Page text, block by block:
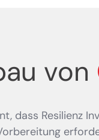
von
dass Resilienz